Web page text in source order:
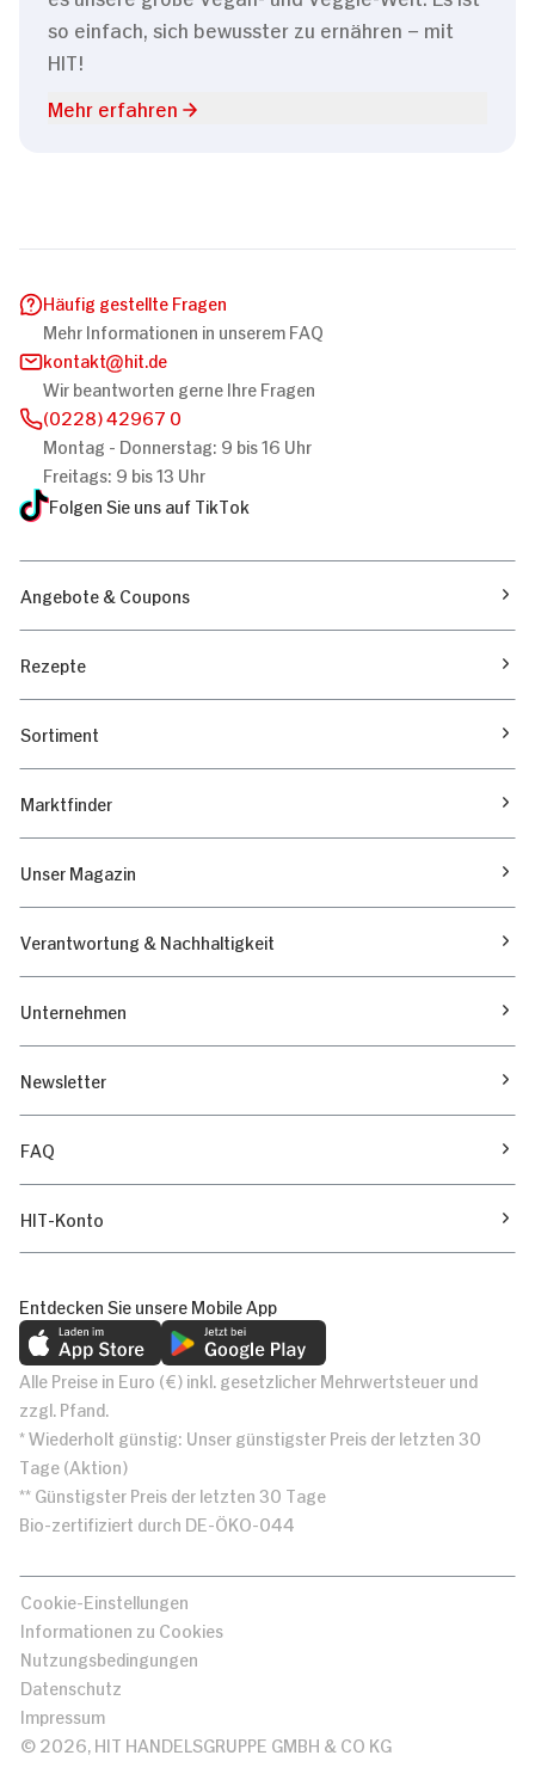
so einfach, sich bewusster zu ernähren – mit
HIT!
Mehr erfahren
Häufig gestellte Fragen
Mehr Informationen in unserem FAQ
kontakt
hit.de
Wir beantworten gerne Ihre Fragen
(0228) 42967 0
Montag - Donnerstag: 9 bis 16 Uhr
Freitags: 9 bis 13 Uhr
Folgen Sie uns auf TikTok
Angebote & Coupons
Rezepte
Sortiment
Marktfinder
Unser Magazin
Verantwortung & Nachhaltigkeit
Unternehmen
Newsletter
FAQ
HIT-Konto
Entdecken Sie unsere Mobile App
Alle Preise in Euro (€) inkl. gesetzlicher Mehrwertsteuer und
zzgl. Pfand.
* Wiederholt günstig: Unser günstigster Preis der letzten 30
Tage (Aktion)
** Günstigster Preis der letzten 30 Tage
Bio-zertifiziert durch DE-ÖKO-044
Cookie-Einstellungen
Informationen zu Cookies
Nutzungsbedingungen
Datenschutz
Impressum
© 2026, HIT HANDELSGRUPPE GMBH & CO KG